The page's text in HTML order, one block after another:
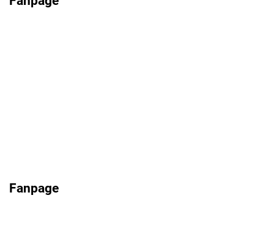
Fanpage